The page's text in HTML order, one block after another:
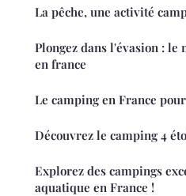
La pêche, une activité
Plongez dans l'évasion :
en france
Le camping en France
Découvrez le camping 4
Explorez des campings
aquatique en France !